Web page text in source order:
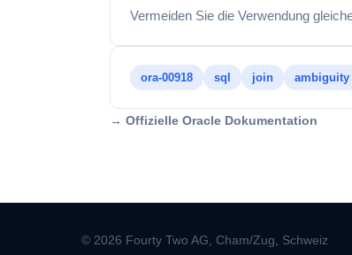
Vermeiden Sie die Verwendung
ora-00918 sql join ambiguity
→ Offizielle Oracle Dokumentation
© 2026 Fourty Two AG, Cham/Zug, Schweiz